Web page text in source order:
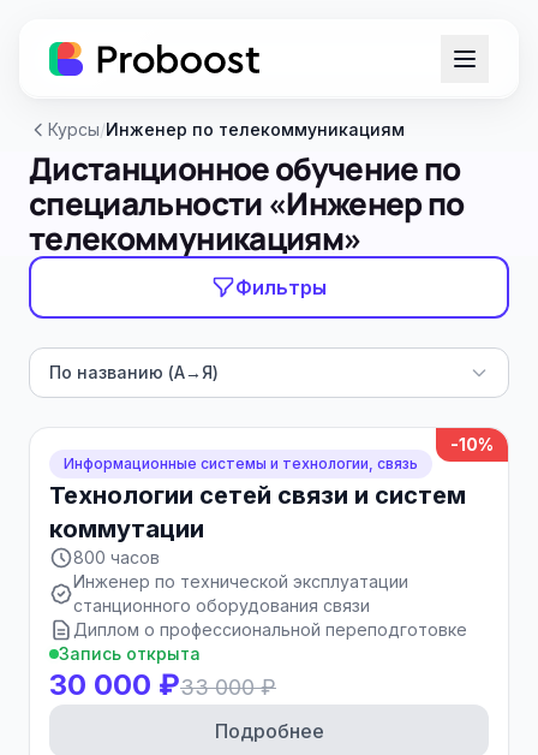
Курсы/Инженер по телекоммуникациям
Дистанционное обучение по
специальности «Инженер по
телекоммуникациям»
Фильтры
По названию (А→Я)
-10%
Информационные системы и технологии, связь
Технологии сетей связи и систем
коммутации
800 часов
Инженер по технической эксплуатации
станционного оборудования связи
Диплом о профессиональной переподготовке
Запись открыта
30 000 ₽33 000 ₽
Подробнее